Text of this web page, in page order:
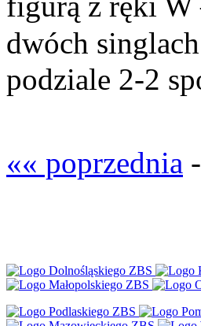
dwóch
podziale 2-2
«« poprzednia -